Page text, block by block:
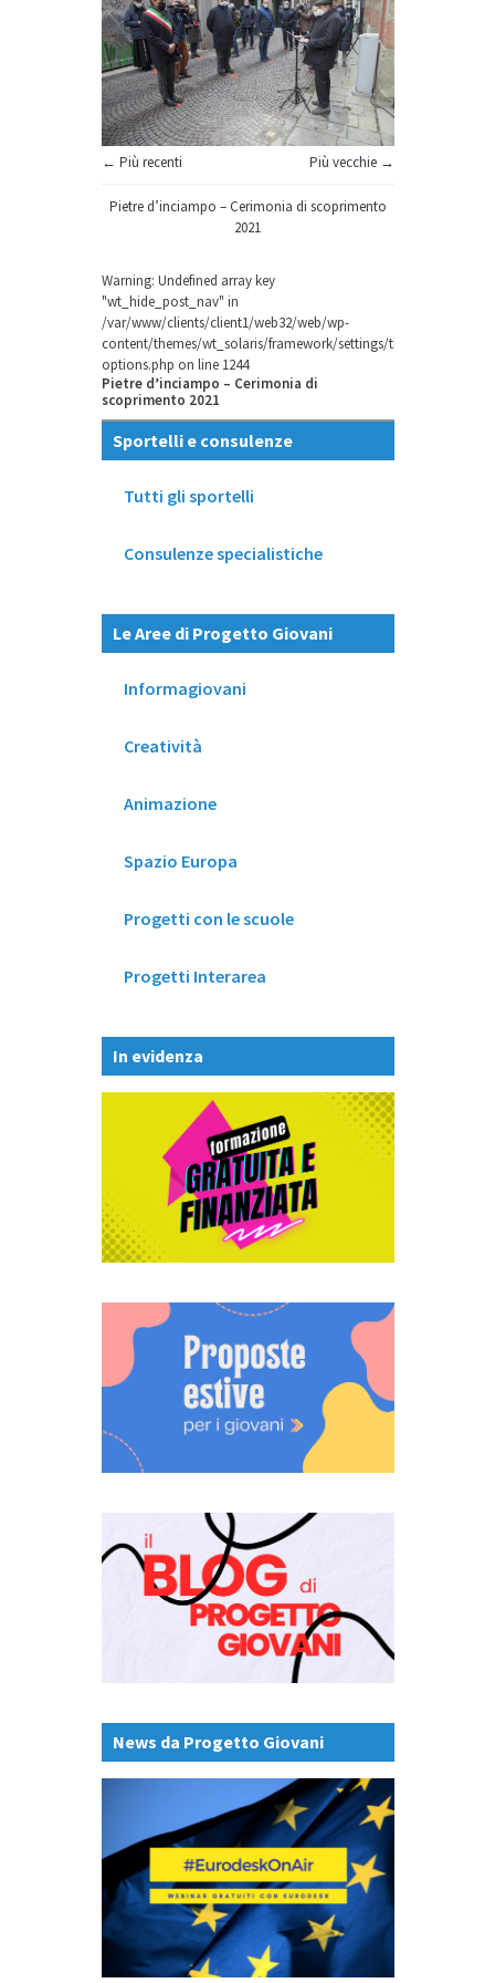
← Più recenti Più vecchie →
Pietre d’inciampo – Cerimonia di scoprimento
2021
Warning: Undefined array key
"wt_hide_post_nav" in
/var/www/clients/client1/web32/web/wp-
content/themes/wt_solaris/framework/settings/theme-
options.php on line 1244
Pietre d’inciampo – Cerimonia di
scoprimento 2021
Sportelli e consulenze
Tutti gli sportelli
Consulenze specialistiche
Le Aree di Progetto Giovani
Informagiovani
Creatività
Animazione
Spazio Europa
Progetti con le scuole
Progetti Interarea
In evidenza
News da Progetto Giovani